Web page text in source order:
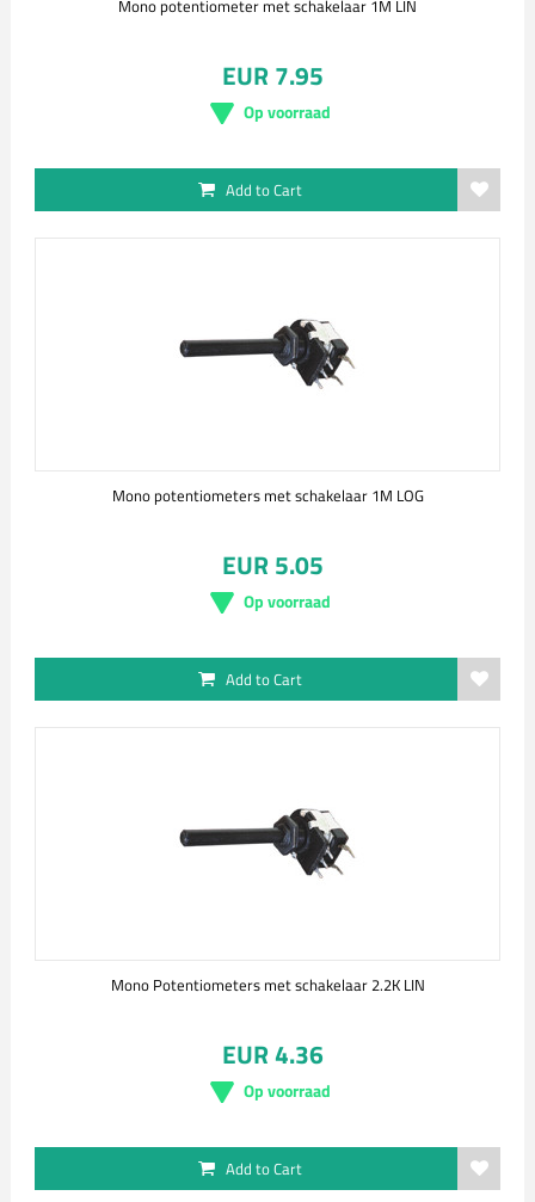
Mono potentiometer met schakelaar 1M LIN
EUR 7.95
Op voorraad
Add to Cart
Mono potentiometers met schakelaar 1M LOG
EUR 5.05
Op voorraad
Add to Cart
Mono Potentiometers met schakelaar 2.2K LIN
EUR 4.36
Op voorraad
Add to Cart